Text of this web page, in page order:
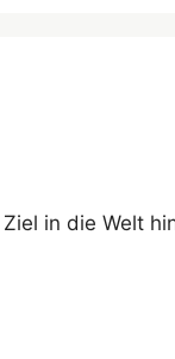
in die Welt